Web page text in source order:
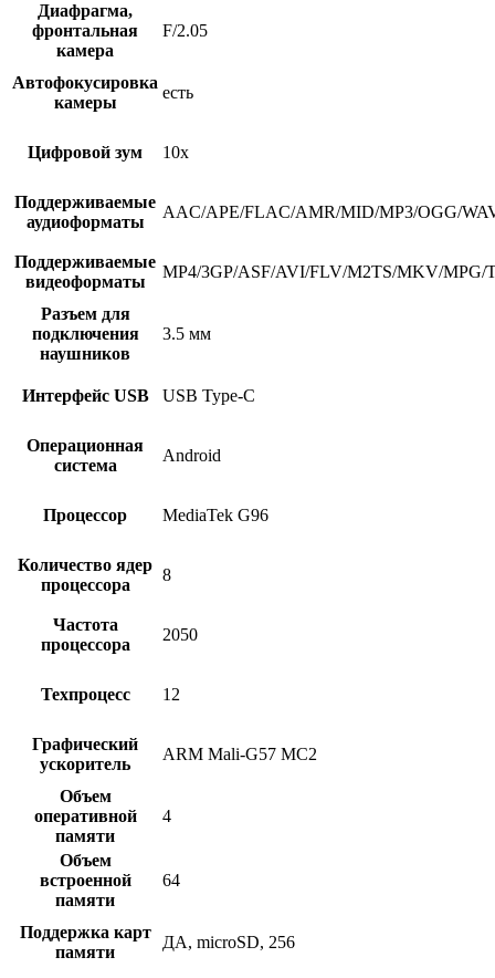
Диафрагма,
фронтальная
камера
F/2.05
Автофокусировка
камеры
есть
Цифровой зум 10х
Поддерживаемые
аудиоформаты
AAC/APE/FLAC/AMR/MID/MP3/OGG/
Поддерживаемые
видеоформаты
MP4/3GP/ASF/AVI/FLV/M2TS/MKV/MPG/
Разъем для
подключения
наушников
3.5 мм
Интерфейс USB USB Type-C
Операционная
система
Android
Процессор MediaTek G96
Количество ядер
процессора
8
Частота
процессора
2050
Техпроцесс 12
Графический
ускоритель
ARM Mali-G57 MC2
Объем
оперативной
памяти
4
Объем
встроенной
памяти
64
Поддержка карт
памяти
ДА, microSD, 256